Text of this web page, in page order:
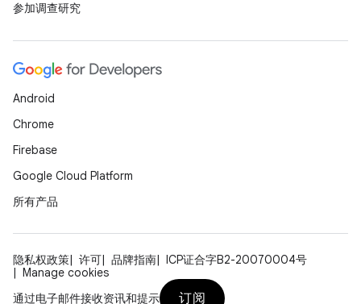
参加调查研究
Android
Chrome
Firebase
Google Cloud Platform
所有产品
隐私权政策 许可 品牌指南
ICP证合字B2-20070004号
Manage cookies
通过电子邮件接收资讯和提示
订阅